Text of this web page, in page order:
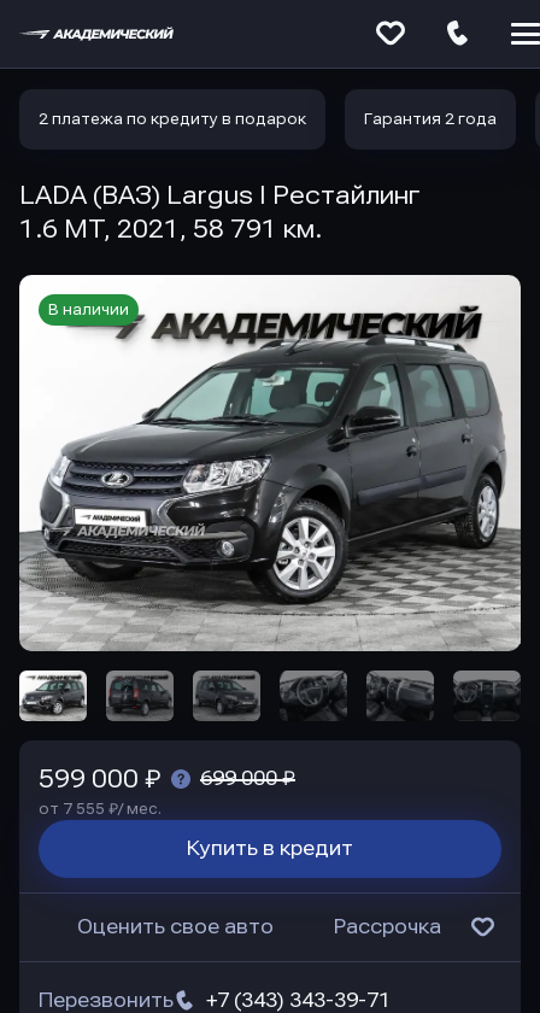
2 платежа по кредиту в подарок Гарантия 2 года
LADA (ВАЗ) Largus I Рестайлинг
1.6 MT, 2021, 58 791 км.
В наличии
599 000 ₽ 699 000 ₽
от 7 555 ₽/ мес.
Купить в кредит
Оценить свое авто Рассрочка
+7 (343) 343-39-71
Перезвонить